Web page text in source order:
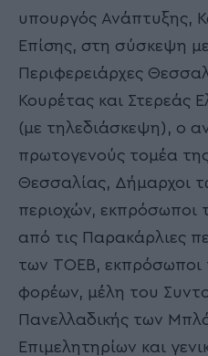
υπουργός Ανάπτυξης,
Επίσης, στη σύσκεψη
Περιφερειάρχες
Κουρέτας και Στερεάς
(με τηλεδιάσκεψη), ο
πρωτογενούς τομέα
Θεσσαλίας, Δήμαρχοι
περιοχών, εκπρόσωποι
από τις Παρακάρλιες
των ΤΟΕΒ, εκπρόσωποι
φορέων, μέλη του
Πανελλαδικής των
Επιμελητηρίων και